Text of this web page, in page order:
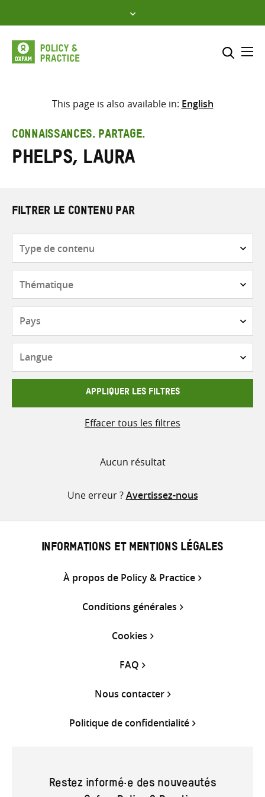
to
content
Sélectionner l’emplacement
Saisir
les
termes
This page is also available in: English
CONNAISSANCES. PARTAGE.
Phelps, Laura
FILTRER LE CONTENU PAR
contenu
APPLIQUER LES FILTRES
Effacer tous les filtres
Aucun résultat
Une erreur ?Avertissez-nous
INFORMATIONS ET MENTIONS LÉGALES
À propos de Policy & Practice
Conditions générales
Cookies
FAQ
Nous contacter
Politique de confidentialité
Restez informé·e des nouveautés